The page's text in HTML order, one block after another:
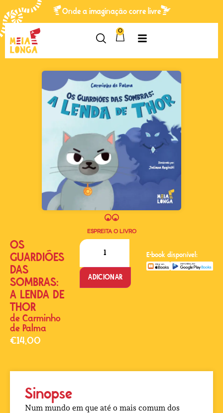
Onde a imaginação corre livre
0
ESPREITA O LIVRO
OS
GUARDIÕES
DAS
SOMBRAS:
A LENDA DE
THOR
de Carminho
de Palma
€14,00
ADICIONAR
E-book disponível:
Sinopse
Num mundo em que até o mais comum dos